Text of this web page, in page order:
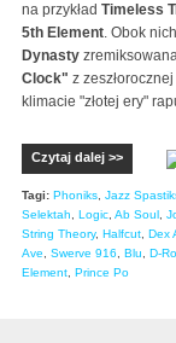
na przykład Timeless
5th Element. Obok
Dynasty
Clock" z zeszłorocznej
klimacie "złotej ery"
Czytaj dalej >>
Tagi: Phoniks, Jazz
Selektah, Logic, Ab Soul ,
String Theory, Halfcut, Dex
Ave, Swerve 916, Blu, D-
Element, Prince Po